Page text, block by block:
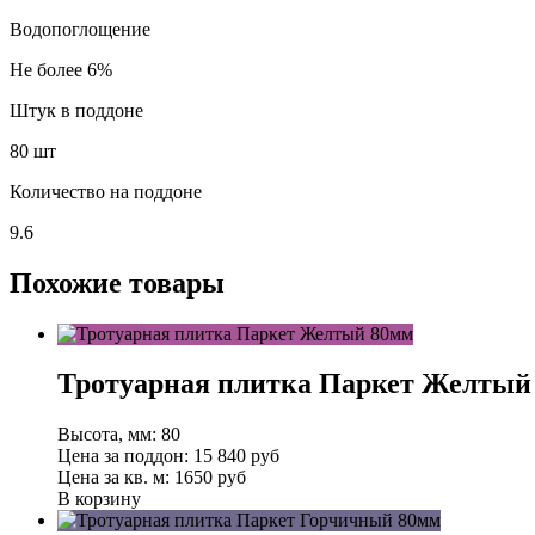
Водопоглощение
Не более 6%
Штук в поддоне
80 шт
Количество на поддоне
9.6
Похожие товары
Тротуарная плитка Паркет
Высота, мм: 80
Цена за поддон: 15 840 руб
Цена за кв. м: 1650 руб
В корзину